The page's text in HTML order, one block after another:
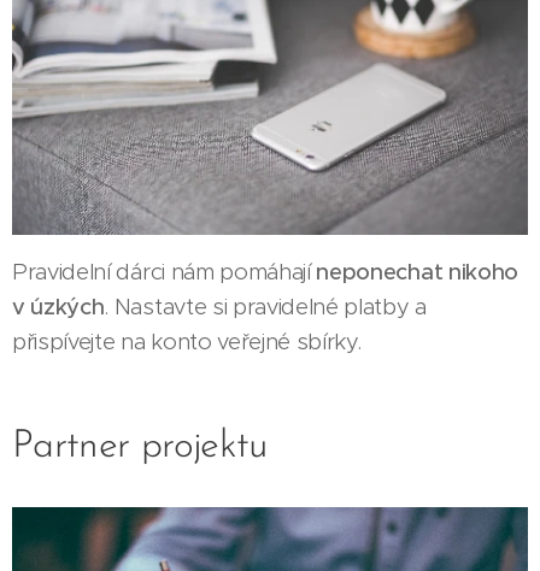
Pravidelní dárci nám pomáhajíneponechat nikoho
v úzkých. Nastavte si pravidelné platby a
přispívejte na konto veřejné sbírky.
Partner projektu